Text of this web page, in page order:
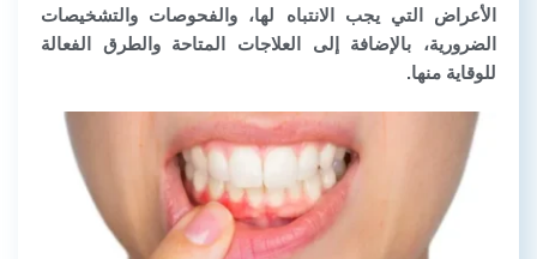
الأعراض التي يجب الانتباه لها، والفحوصات والتشخيصات
الضرورية، بالإضافة إلى العلاجات المتاحة والطرق الفعالة
للوقاية منها.